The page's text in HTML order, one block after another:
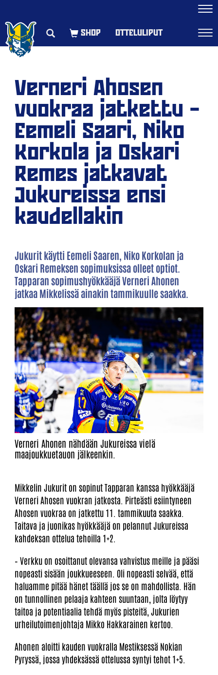
OTTELULIPUT
Verneri Ahosen
vuokraa jatkettu –
Eemeli Saari, Niko
Korkola ja Oskari
Remes jatkavat
Jukureissa ensi
kaudellakin
Jukurit käytti Eemeli Saaren, Niko Korkolan ja
Oskari Remeksen sopimuksissa olleet optiot.
Tapparan sopimushyökkääjä Verneri Ahonen
jatkaa Mikkelissä ainakin tammikuulle saakka.
Verneri Ahonen nähdään Jukureissa vielä
maajoukkuetauon jälkeenkin.
Mikkelin Jukurit on sopinut Tapparan kanssa hyökkääjä
Verneri Ahosen vuokran jatkosta. Pirteästi esiintyneen
Ahosen vuokraa on jatkettu 11. tammikuuta saakka.
Taitava ja juonikas hyökkääjä on pelannut Jukureissa
kahdeksan ottelua tehoilla 1+2.
– Verkku on osoittanut olevansa vahvistus meille ja pääsi
nopeasti sisään joukkueeseen. Oli nopeasti selvää, että
haluamme pitää hänet täällä jos se on mahdollista. Hän
on tunnollinen pelaaja kahteen suuntaan, jolta löytyy
taitoa ja potentiaalia tehdä myös pisteitä, Jukurien
urheilutoimenjohtaja Mikko Hakkarainen kertoo.
Ahonen aloitti kauden vuokralla Mestiksessä Nokian
Pyryssä, jossa yhdeksässä ottelussa syntyi tehot 1+5.